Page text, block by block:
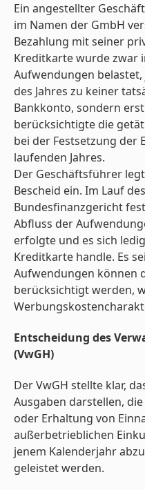
Ein angestellter
im Namen der GmbH
Bezahlung mit seiner
Kreditkarte wurde zwar
Aufwendungen
des Jahres zu keiner
Bankkonto, sondern
berücksichtigte die
bei der Festsetzung der
laufenden Jahres.
Der Geschäftsführer
Bescheid ein. Im Lauf
Bundesfinanzgericht
Abfluss der
erfolgte und es sich
Kreditkarte handle. Es
Aufwendungen können
berücksichtigt werden,
Entscheidung des
(VwGH)
Der VwGH stellte klar,
Ausgaben darstellen,
oder Erhaltung von
außerbetrieblichen
jenem Kalenderjahr
geleistet werden.